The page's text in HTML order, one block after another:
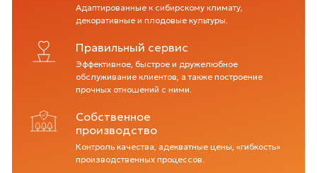
Адаптированные к сибирскому климату,
декоративные и плодовые культуры.
Правильный сервис
Эффективное, быстрое и дружелюбное
обслуживание клиентов, а также построение
прочных отношений с ними.
Собственное
производство
Контроль качества, адекватные цены, «гибкость»
производственных процессов.